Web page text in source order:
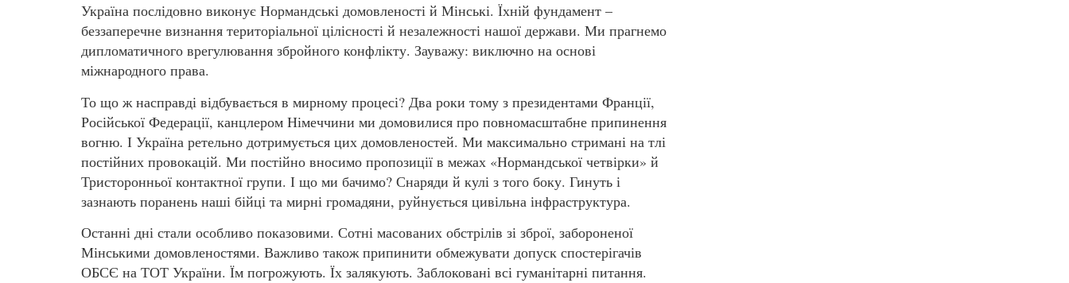
Україна послідовно виконує Нормандські домовленості й Мінські. Їхній фундамент –
беззаперечне визнання територіальної цілісності й незалежності нашої держави. Ми прагнемо
дипломатичного врегулювання збройного конфлікту. Зауважу: виключно на основі
міжнародного права.
То що ж насправді відбувається в мирному процесі? Два роки тому з президентами Франції,
Російської Федерації, канцлером Німеччини ми домовилися про повномасштабне припинення
вогню. І Україна ретельно дотримується цих домовленостей. Ми максимально стримані на тлі
постійних провокацій. Ми постійно вносимо пропозиції в межах «Нормандської четвірки» й
Тристоронньої контактної групи. І що ми бачимо? Снаряди й кулі з того боку. Гинуть і
зазнають поранень наші бійці та мирні громадяни, руйнується цивільна інфраструктура.
Останні дні стали особливо показовими. Сотні масованих обстрілів зі зброї, забороненої
Мінськими домовленостями. Важливо також припинити обмежувати допуск спостерігачів
ОБСЄ на ТОТ України. Їм погрожують. Їх залякують. Заблоковані всі гуманітарні питання.